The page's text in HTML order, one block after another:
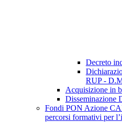
Decreto
RUP -
Acquisizione in
Disseminazione
Fondi PON Azione
percorsi formativi per